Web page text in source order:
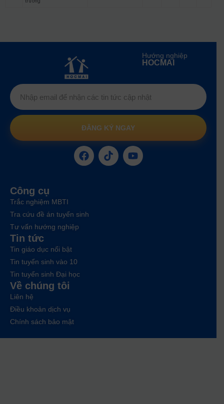
Hướng nghiệp
HOCMAI
ĐĂNG KÝ NGAY
Công cụ
Trắc nghiệm MBTI
Tra cứu đề án tuyển sinh
Tư vấn hướng nghiệp
Tin tức
Tin giáo dục nổi bật
Tin tuyển sinh vào 10
Tin tuyển sinh Đại học
Về chúng tôi
Liên hệ
Điều khoản dịch vụ
Chính sách bảo mật